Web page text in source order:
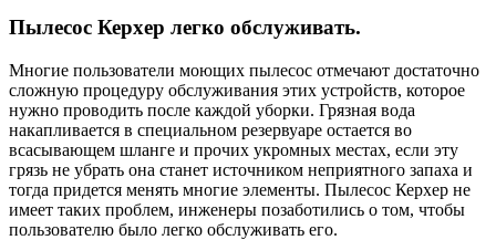
Пылесос Керхер легко обслуживать.
Многие пользователи моющих пылесос отмечают достаточно
сложную процедуру обслуживания этих устройств, которое
нужно проводить после каждой уборки. Грязная вода
накапливается в специальном резервуаре остается во
всасывающем шланге и прочих укромных местах, если эту
грязь не убрать она станет источником неприятного запаха и
тогда придется менять многие элементы. Пылесос Керхер не
имеет таких проблем, инженеры позаботились о том, чтобы
пользователю было легко обслуживать его.